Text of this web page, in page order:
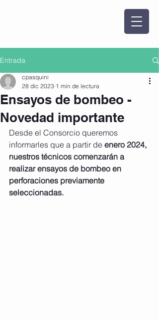
Entrada
Ensayos de bombeo -
Novedad importante
cpasquini
28 dic 2023 1 min de lectura
Desde el Consorcio queremos
informarles que a partir de enero 2024,
nuestros técnicos comenzarán a
realizar ensayos de bombeo en
perforaciones previamente
seleccionadas.